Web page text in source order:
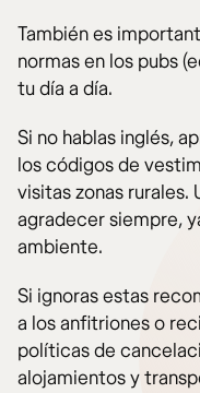
También es
normas en los pubs
tu día a día.
Si no hablas inglés,
los códigos de
visitas zonas rurales.
agradecer siempre,
ambiente.
Si ignoras estas
a los anfitriones o
políticas de
alojamientos y